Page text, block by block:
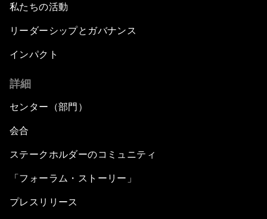
私たちの活動
リーダーシップとガバナンス
インパクト
詳細
センター（部門）
会合
ステークホルダーのコミュニティ
「フォーラム・ストーリー」
プレスリリース